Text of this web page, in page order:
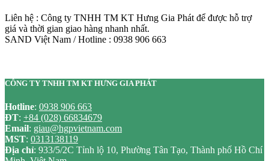
Liên hệ : Công ty TNHH TM KT Hưng Gia Phát để được hỗ trợ
giá và thời gian giao hàng nhanh nhất.
SAND Việt Nam / Hotline : 0938 906 663
CÔNG TY TNHH TM KT HƯNG GIA PHÁT
Hotline: 0938 906 663
ĐT: +84 (028) 66834679
Email: giau@hgpvietnam.com
MST: 0313138119
Địa chỉ: 933/5/2C Tỉnh lộ 10, Phường Tân Tạo, Thành phố Hồ Chí